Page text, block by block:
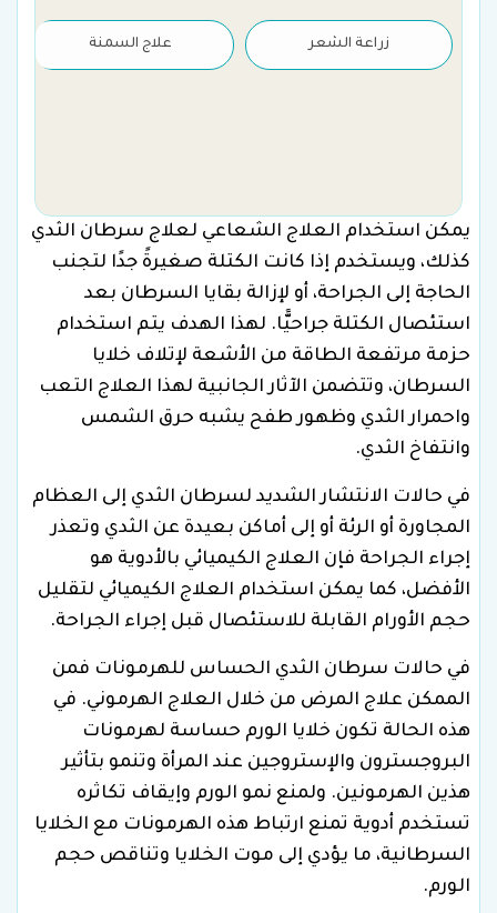
زراعة الشعر علاج السمنة
يمكن استخدام العلاج الشعاعي لعلاج سرطان الثدي
كذلك، ويستخدم إذا كانت الكتلة صغيرةً جدًا لتجنب
الحاجة إلى الجراحة، أو لإزالة بقايا السرطان بعد
استئصال الكتلة جراحيًّا. لهذا الهدف يتم استخدام
حزمة مرتفعة الطاقة من الأشعة لإتلاف خلايا
السرطان، وتتضمن الآثار الجانبية لهذا العلاج التعب
واحمرار الثدي وظهور طفح يشبه حرق الشمس
وانتفاخ الثدي.
في حالات الانتشار الشديد لسرطان الثدي إلى العظام
المجاورة أو الرئة أو إلى أماكن بعيدة عن الثدي وتعذر
إجراء الجراحة فإن العلاج الكيميائي بالأدوية هو
الأفضل، كما يمكن استخدام العلاج الكيميائي لتقليل
حجم الأورام القابلة للاستئصال قبل إجراء الجراحة.
في حالات سرطان الثدي الحساس للهرمونات فمن
الممكن علاج المرض من خلال العلاج الهرموني. في
هذه الحالة تكون خلايا الورم حساسة لهرمونات
البروجسترون والإستروجين عند المرأة وتنمو بتأثير
هذين الهرمونين. ولمنع نمو الورم وإيقاف تكاثره
تستخدم أدوية تمنع ارتباط هذه الهرمونات مع الخلايا
السرطانية، ما يؤدي إلى موت الخلايا وتناقص حجم
الورم.